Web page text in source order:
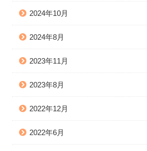
2024年10月
2024年8月
2023年11月
2023年8月
2022年12月
2022年6月